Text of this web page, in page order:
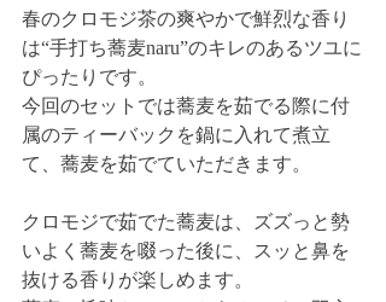
春のクロモジ茶の爽やかで鮮烈な香り
は“手打ち蕎麦naru”のキレのあるツユに
ぴったりです。
今回のセットでは蕎麦を茹でる際に付
属のティーバックを鍋に入れて煮立
て、蕎麦を茹でていただきます。
クロモジで茹でた蕎麦は、ズズっと勢
いよく蕎麦を啜った後に、スッと鼻を
抜ける香りが楽しめます。